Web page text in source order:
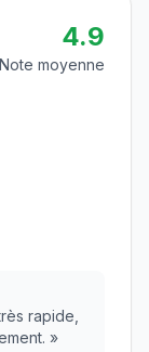
4.9
Note moyenne
rapide,
»